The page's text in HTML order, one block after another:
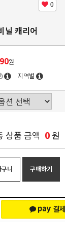
0
닐 캐리어
원
지역별
상품 금액 0원
니 구매하기